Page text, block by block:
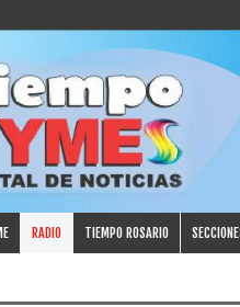
RADIO TIEMPO ROSARIO